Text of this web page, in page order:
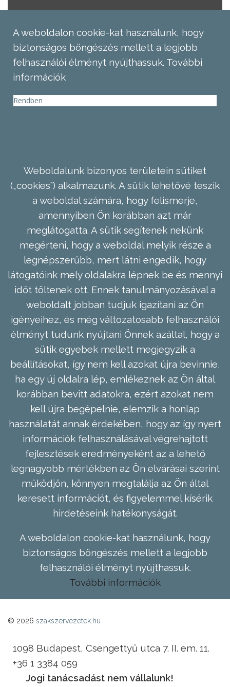
A weboldalon cookie-kat használunk, hogy
biztonságos böngészés mellett a legjobb
felhasználói élményt nyújthassuk. További
információk
Rendben
Weboldalunk bizonyos területein sütiket
(„cookies”) alkalmazunk. A sütik lehetővé teszik
a weboldal számára, hogy felismerje,
amennyiben Ön korábban azt már
meglátogatta. A sütik segítenek nekünk
megérteni, hogy a weboldal melyik része a
legnépszerűbb, mert látni engedik, hogy
látogatóink mely oldalakra lépnek be és mennyi
időt töltenek ott. Ennek tanulmányozásával a
weboldalt jobban tudjuk igazítani az Ön
igényeihez, és még változatosabb felhasználói
élményt tudunk nyújtani Önnek azáltal, hogy a
sütik egyebek mellett megjegyzik a
beállításokat, így nem kell azokat újra bevinnie,
ha egy új oldalra lép, emlékeznek az Ön által
korábban bevitt adatokra, ezért azokat nem
kell újra begépelnie, elemzik a honlap
használatát annak érdekében, hogy az így nyert
információk felhasználásával végrehajtott
fejlesztések eredményeként az a lehető
legnagyobb mértékben az Ön elvárásai szerint
működjön, könnyen megtalálja az Ön által
keresett információt, és figyelemmel kísérik
hirdetéseink hatékonyságát.
A weboldalon cookie-kat használunk, hogy
biztonságos böngészés mellett a legjobb
felhasználói élményt nyújthassuk.
További információk
© 2026 szakszervezetek.hu
1098 Budapest, Csengettyű utca 7. II. em. 11.
+36 1 3384 059
Jogi tanácsadást nem vállalunk!